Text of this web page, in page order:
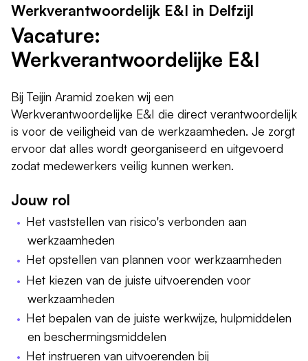
Werkverantwoordelijk E&I in Delfzijl
Vacature:
Werkverantwoordelijke E&I
Bij Teijin Aramid zoeken wij een
Werkverantwoordelijke E&I die direct verantwoordelijk
is voor de veiligheid van de werkzaamheden. Je zorgt
ervoor dat alles wordt georganiseerd en uitgevoerd
zodat medewerkers veilig kunnen werken.
Jouw rol
Het vaststellen van risico's verbonden aan
werkzaamheden
Het opstellen van plannen voor werkzaamheden
Het kiezen van de juiste uitvoerenden voor
werkzaamheden
Het bepalen van de juiste werkwijze, hulpmiddelen
en beschermingsmiddelen
Het instrueren van uitvoerenden bij